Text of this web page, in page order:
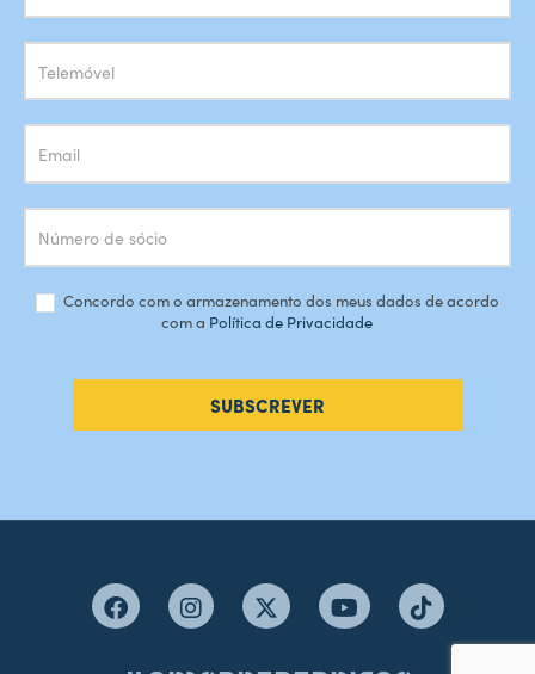
Newsletter
Concordo com o armazenamento dos meus dados de acordo
com a Política de Privacidade
SUBSCREVER